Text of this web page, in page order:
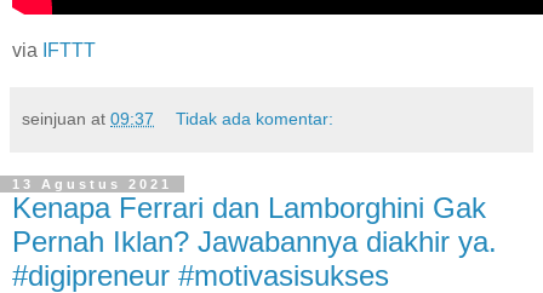
via IFTTT
seinjuan at 09:37 Tidak ada komentar:
13 Agustus 2021
Kenapa Ferrari dan Lamborghini Gak
Pernah Iklan? Jawabannya diakhir ya.
#digipreneur #motivasisukses